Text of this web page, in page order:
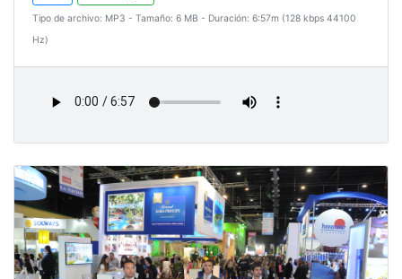
Tipo de archivo: MP3 - Tamaño: 6 MB - Duración: 6:57m (128 kbps 44100
Hz)